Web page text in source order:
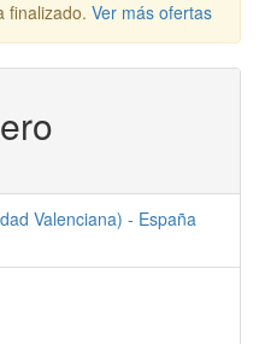
finalizado. Ver más ofertas
Valenciana) - España